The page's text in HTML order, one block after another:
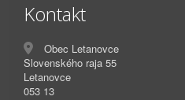
Kontakt
Obec Letanovce
Slovenského raja 55
Letanovce
053 13